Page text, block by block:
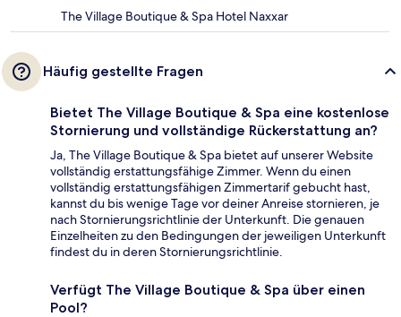
The Village Boutique & Spa Hotel Naxxar
Häufig gestellte Fragen
Bietet The Village Boutique & Spa eine kostenlose
Stornierung und vollständige Rückerstattung an?
Ja, The Village Boutique & Spa bietet auf unserer Website
vollständig erstattungsfähige Zimmer. Wenn du einen
vollständig erstattungsfähigen Zimmertarif gebucht hast,
kannst du bis wenige Tage vor deiner Anreise stornieren, je
nach Stornierungsrichtlinie der Unterkunft. Die genauen
Einzelheiten zu den Bedingungen der jeweiligen Unterkunft
findest du in deren Stornierungsrichtlinie.
Verfügt The Village Boutique & Spa über einen
Pool?